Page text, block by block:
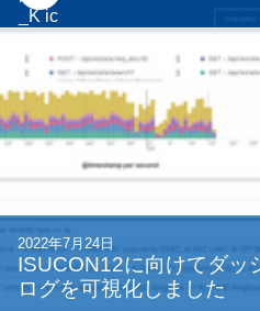
2022年7月24日
ISUCON12に向けてダッ
ログを可視化しました